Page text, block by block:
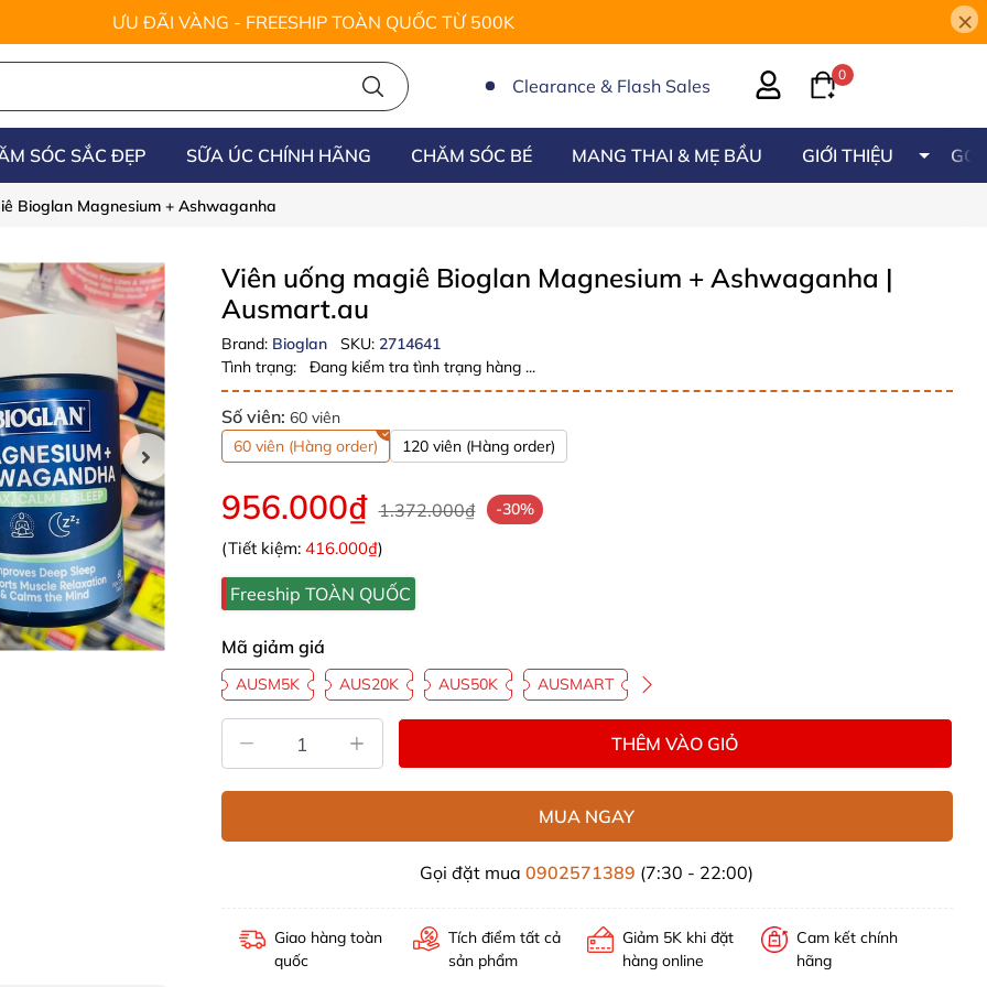
ƯU ĐÃI VÀNG - FREESHIP TOÀN QUỐC TỪ 500K ×
Clearance & Flash Sales
0
SÓC SẮC ĐẸP SỮA ÚC CHÍNH HÃNG CHĂM SÓC BÉ MANG THAI & MẸ BẦU GIỚI THIỆU
Bioglan Magnesium + Ashwaganha
Viên uống magiê Bioglan Magnesium + Ashwaganha |
Ausmart.au
Brand: Bioglan SKU: 2714641
Tình trạng:
Đang kiểm tra tình trạng hàng ...
Số viên: 60 viên
60 viên (Hàng order)
120 viên (Hàng order)
956.000₫ 1.372.000₫ -30%
(Tiết kiệm: 416.000₫)
Freeship TOÀN QUỐC
Mã giảm giá
AUSM5K AUS20K AUS50K AUSMART
THÊM VÀO GIỎ
MUA NGAY
Gọi đặt mua0902571389 (7:30 - 22:00)
Giao hàng toàn
quốc
Tích điểm tất cả
sản phẩm
Giảm 5K khi đặt
hàng online
Cam kết chính
hãng